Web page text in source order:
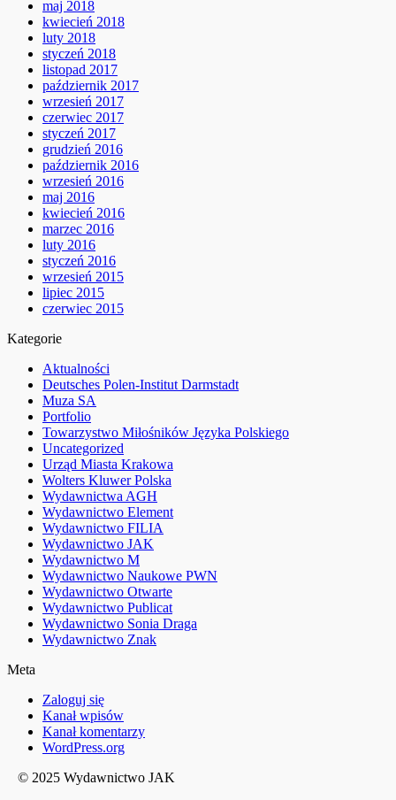
maj 2018
kwiecień 2018
luty 2018
styczeń 2018
listopad 2017
październik 2017
wrzesień 2017
czerwiec 2017
styczeń 2017
grudzień 2016
październik 2016
wrzesień 2016
maj 2016
kwiecień 2016
marzec 2016
luty 2016
styczeń 2016
wrzesień 2015
lipiec 2015
czerwiec 2015
Kategorie
Aktualności
Deutsches Polen-Institut Darmstadt
Muza SA
Portfolio
Towarzystwo Miłośników Języka Polskiego
Uncategorized
Urząd Miasta Krakowa
Wolters Kluwer Polska
Wydawnictwa AGH
Wydawnictwo Element
Wydawnictwo FILIA
Wydawnictwo JAK
Wydawnictwo M
Wydawnictwo Naukowe PWN
Wydawnictwo Otwarte
Wydawnictwo Publicat
Wydawnictwo Sonia Draga
Wydawnictwo Znak
Meta
Zaloguj się
Kanał wpisów
Kanał komentarzy
WordPress.org
© 2025 Wydawnictwo JAK